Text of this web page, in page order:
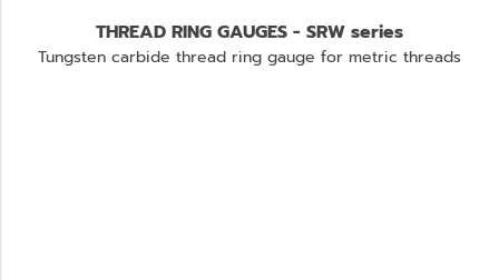
THREAD RING GAUGES - SRW series
Tungsten carbide thread ring gauge for metric threads